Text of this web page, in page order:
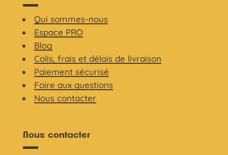
Qui sommes-nous
Espace PRO
Blog
Colis, frais et délais de livraison
Paiement sécurisé
Foire aux questions
Nous contacter
Nous contacter